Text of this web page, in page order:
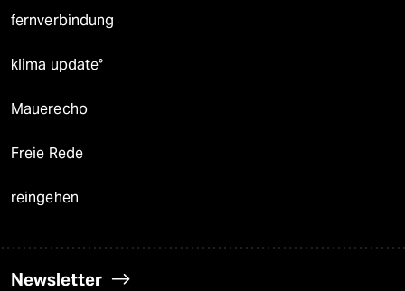
fernverbindung
klima update°
Mauerecho
Freie Rede
reingehen
Newsletter